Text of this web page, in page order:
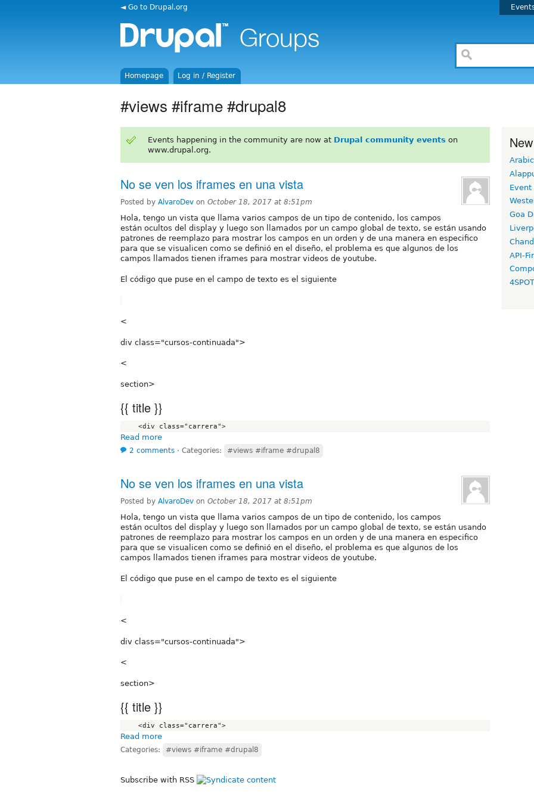
◄ Go to Drupal.org
Homepage Log in / Register
#views #iframe #drupal8
Events happening in the community are now at Drupal community events on
www.drupal.org.
No se ven los iframes en una vista
Posted by AlvaroDev on October 18, 2017 at 8:51pm
Hola, tengo un vista que llama varios campos de un tipo de contenido, los campos
están ocultos del display y luego son llamados por un campo global de texto, se están usando
patrones de reemplazo para mostrar los campos en un orden y de una manera en especifico
para que se visualicen como se definió en el diseño, el problema es que algunos de los
campos llamados tienen iframes para mostrar videos de youtube.
El código que puse en el campo de texto es el siguiente
<
div class="cursos-continuada">
<
section>
{{ title }}
Read more
2 comments ⋅ Categories: #views #iframe #drupal8
No se ven los iframes en una vista
Posted by AlvaroDev on October 18, 2017 at 8:51pm
Hola, tengo un vista que llama varios campos de un tipo de contenido, los campos
están ocultos del display y luego son llamados por un campo global de texto, se están usando
patrones de reemplazo para mostrar los campos en un orden y de una manera en especifico
para que se visualicen como se definió en el diseño, el problema es que algunos de los
campos llamados tienen iframes para mostrar videos de youtube.
El código que puse en el campo de texto es el siguiente
<
div class="cursos-continuada">
<
section>
{{ title }}
Read more
Categories: #views #iframe #drupal8
Subscribe with RSS
Arabic
Event
Goa
API-